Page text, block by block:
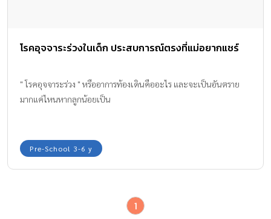
โรคอุจจาระร่วงในเด็ก ประสบการณ์ตรงที่แม่อยากแชร์
" โรคอุจจาระร่วง " หรืออาการท้องเดินคืออะไร และจะเป็นอันตราย
มากแค่ไหนหากลูกน้อยเป็น
Pre-School 3-6 y
1